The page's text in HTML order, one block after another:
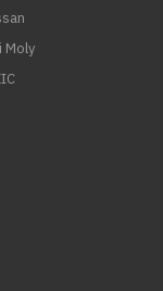
Moly